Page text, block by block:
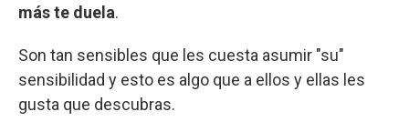
más te duela.
Son tan sensibles que les cuesta asumir "su"
sensibilidad y esto es algo que a ellos y ellas les
gusta que descubras.